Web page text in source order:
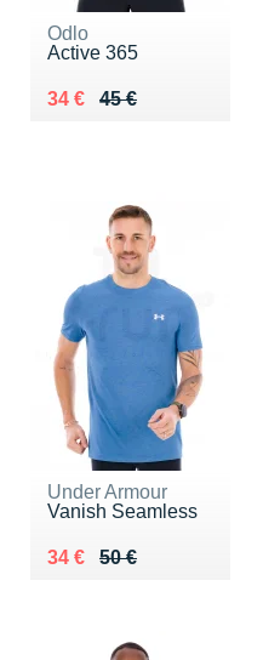
Odlo
Active 365
45 €
Au lieu de 45 €
34 €
Vendu 34 €
Under Armour
Vanish Seamless
50 €
Au lieu de 50 €
34 €
Vendu 34 €